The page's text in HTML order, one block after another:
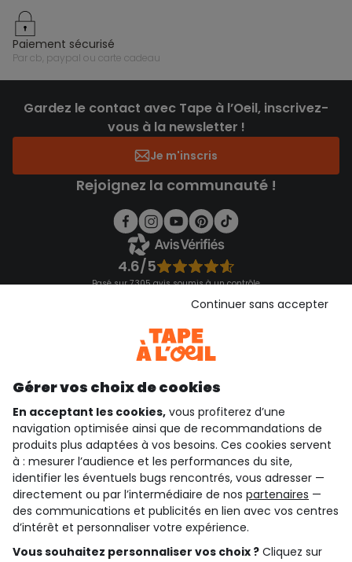
paiement sécurisé
par cb, paypal ou carte cadeau
Gardez le contact avec Tape à l’Oeil, inscrivez-
vous à la newsletter !
Je m'inscris
Rejoignez la communauté !
4.6/5
Basé sur 7 305 avis soumis à un contrôle
Consulter les CGU
qui sommes-nous ?
besoin d'aide ?
le club fidélité
notre catalogue
Gérer vos choix de cookies
En acceptant les cookies, vous profiterez d’une
navigation optimisée ainsi que de recommandations de
produits plus adaptées à vos besoins. Ces cookies servent
à : mesurer l’audience et les performances du site,
identifier les éventuels bugs rencontrés, vous adresser —
directement ou par l’intermédiaire de nos partenaires —
des communications et publicités en lien avec vos centres
d’intérêt et personnaliser votre expérience.
Vous souhaitez personnaliser vos choix ? Cliquez sur
Continuer sans accepter